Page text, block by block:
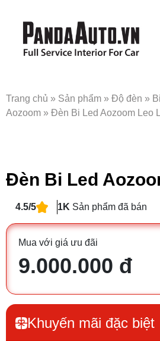
Trang chủ » Sản phẩm » Độ đèn »
Aozoom » Đèn Bi Led Aozoom Leo
Đèn Bi Led
4.5/5 1K Sản phẩm đã bán
Mua với giá ưu đãi
9.000.000 đ
Khuyến mãi đặc biệt